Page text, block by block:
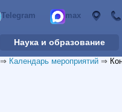
Telegram max
Наука и образование
⇒ Календарь мероприятий ⇒